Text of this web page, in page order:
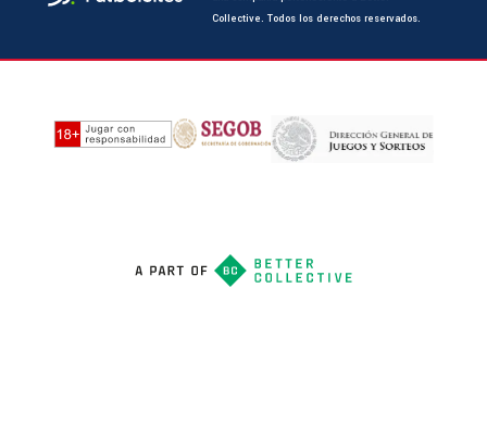
Collective. Todos los derechos reservados.